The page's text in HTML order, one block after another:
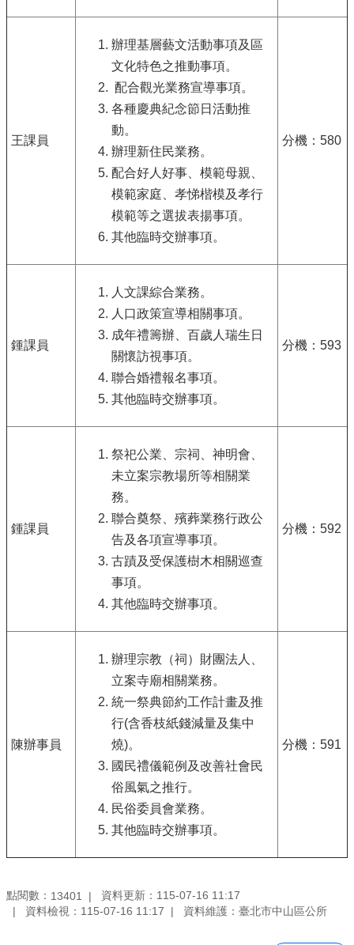
王課員
辦理基層藝文活動事項及區
文化特色之推動事項。
配合觀光業務宣導事項。
各種慶典紀念節日活動推
動。
辦理新住民業務。
配合好人好事、模範母親、
模範家庭、孝悌楷模及孝行
模範等之選拔表揚事項。
其他臨時交辦事項。
分機：580
鍾課員
人文課綜合業務。
人口政策宣導相關事項。
成年禮籌辦、百歲人瑞生日
關懷訪視事項。
聯合婚禮報名事項。
其他臨時交辦事項。
分機：593
鍾課員
祭祀公業、宗祠、神明會、
未立案宗教場所等相關業
務。
聯合奠祭、殯葬業務行政公
告及各項宣導事項。
古蹟及受保護樹木相關巡查
事項。
其他臨時交辦事項。
分機：592
陳辦事員
辦理宗教（祠）財團法人、
立案寺廟相關業務。
統一祭典節約工作計畫及推
行(含香枝紙錢減量及集中
燒)。
國民禮儀範例及改善社會民
俗風氣之推行。
民俗委員會業務。
其他臨時交辦事項。
分機：591
點閱數： 13401
資料更新：115-07-16 11:17
資料檢視：115-07-16 11:17
資料維護：臺北市中山區公所